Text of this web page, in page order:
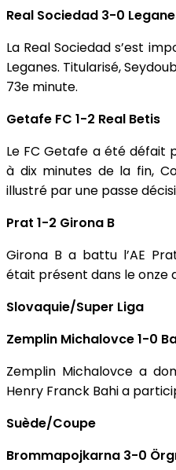
Real Sociedad 3-0
La Real Sociedad s’est
Leganes. Titularisé,
73e minute.
Getafe FC 1-2 Real Betis
Le FC Getafe a été défait
à dix minutes de la fin,
illustré par une passe
Prat 1-2 Girona B
Girona B a battu l’AE
était présent dans le onze
Slovaquie/Super Liga
Zemplin Michalovce 1-0
Zemplin Michalovce a
Henry Franck Bahi a
Suède/Coupe
Brommapojkarna 3-0